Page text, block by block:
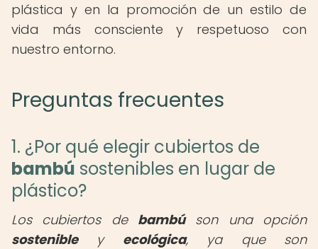
plástica y en la promoción de un estilo de
vida más consciente y respetuoso con
nuestro entorno.
Preguntas frecuentes
1. ¿Por qué elegir cubiertos de
bambú sostenibles en lugar de
plástico?
Los cubiertos de bambúson una opción
sostenibley ecológica, ya que son